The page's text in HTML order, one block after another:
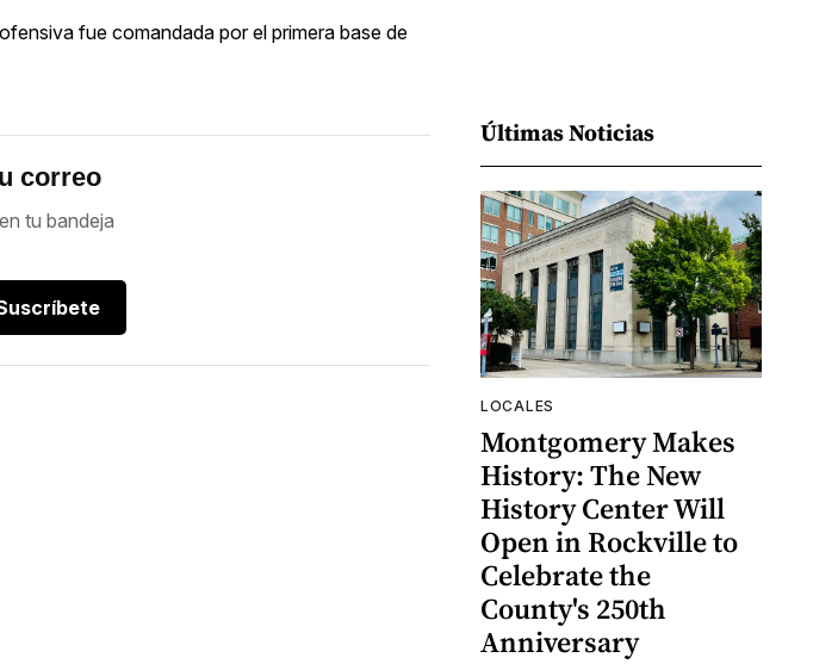
fue comandada por el primera base de
correo
tu bandeja
Últimas Noticias
LOCALES
Montgomery Makes
History: The New
History Center Will
Open in Rockville to
Celebrate the
County's 250th
Anniversary